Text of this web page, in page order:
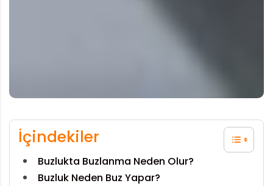
İçindekiler
Buzlukta Buzlanma Neden Olur?
Buzluk Neden Buz Yapar?